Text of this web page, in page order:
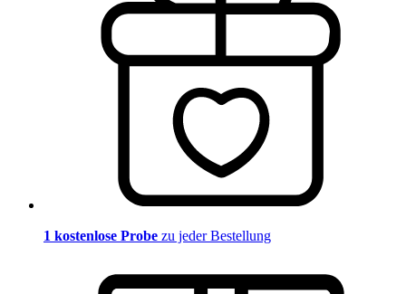
1 kostenlose Probe zu jeder Bestellung